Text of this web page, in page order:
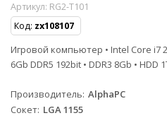
Артикул: RG2-T101
Код: zx108107
Игровой компьютер • Intel Core i7
6Gb DDR5 192bit • DDR3 8Gb • HDD
Производитель AlphaPC
Сокет LGA 1155